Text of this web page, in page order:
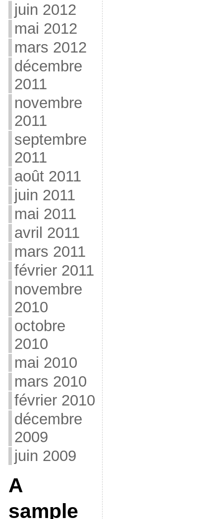
juin 2012
mai 2012
mars 2012
décembre
2011
novembre
2011
septembre
2011
août 2011
juin 2011
mai 2011
avril 2011
mars 2011
février 2011
novembre
2010
octobre
2010
mai 2010
mars 2010
février 2010
décembre
2009
juin 2009
A
sample